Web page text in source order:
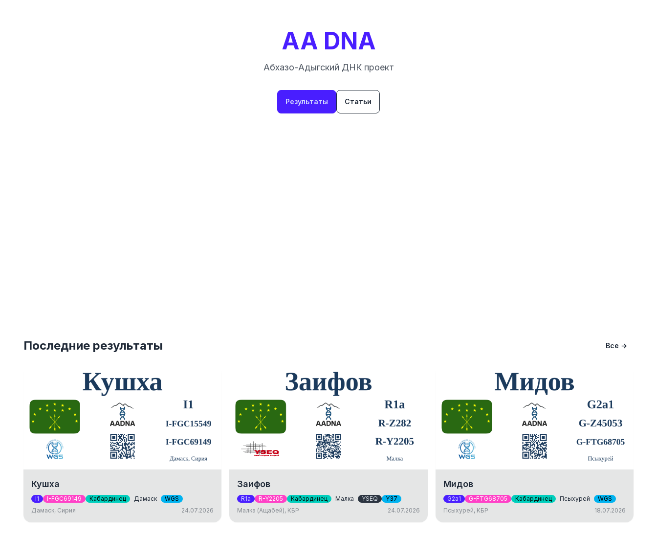
AA DNA
Абхазо-Адыгский ДНК проект
Результаты Статьи
Последние результаты Все →
Кушха
I1 I-FGC69149 Кабардинец Дамаск
WGS
Дамаск, Сирия
24.07.2026
Заифов
R1a R-Y2205 Кабардинец Малка YSEQ
Y37
Малка (Ащабей), КБР
24.07.2026
Мидов
G2a1 G-FTG68705 Кабардинец Псыхурей
WGS
Псыхурей, КБР
18.07.2026